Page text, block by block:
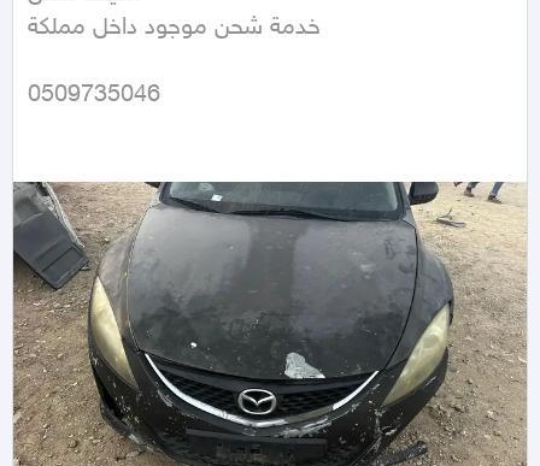
خدمة شحن موجود داخل مملكة
0509735046